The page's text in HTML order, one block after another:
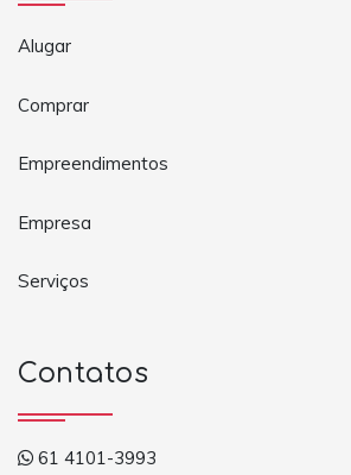
Alugar
Comprar
Empreendimentos
Empresa
Serviços
Contatos
61 4101-3993